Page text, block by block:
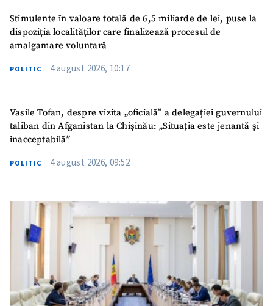
Stimulente în valoare totală de 6,5 miliarde de lei, puse la
dispoziția localităților care finalizează procesul de
amalgamare voluntară
POLITIC 4 august 2026, 10:17
Vasile Tofan, despre vizita „oficială” a delegației guvernului
taliban din Afganistan la Chișinău: „Situația este jenantă și
inacceptabilă”
POLITIC 4 august 2026, 09:52